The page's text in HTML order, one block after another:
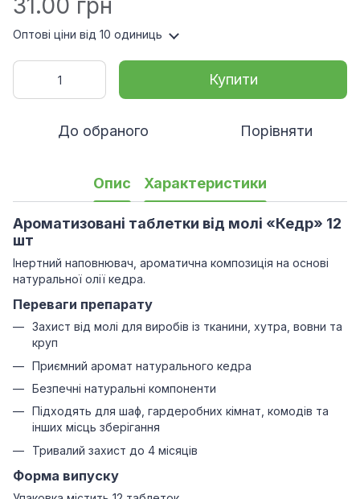
31.00 грн
Оптові ціни від 10 одиниць
Купити
До обраного Порівняти
Опис Характеристики
Ароматизовані таблетки від молі «Кедр» 12
шт
Інертний наповнювач, ароматична композиція на основі
натуральної олії кедра.
Переваги препарату
Захист від молі для виробів із тканини, хутра, вовни та
круп
Приємний аромат натурального кедра
Безпечні натуральні компоненти
Підходять для шаф, гардеробних кімнат, комодів та
інших місць зберігання
Тривалий захист до 4 місяців
Форма випуску